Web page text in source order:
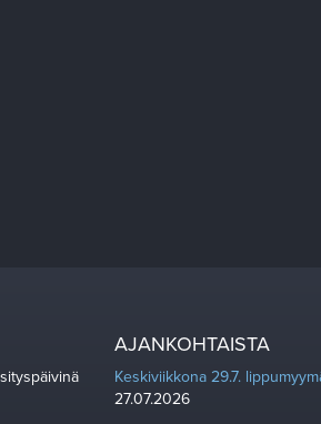
AJANKOHTAISTA
Keskiviikkona 29.7.
27.07.2026